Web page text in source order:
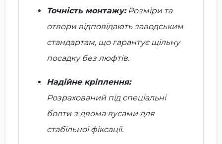
Точність монтажу:Розміри та
отвори відповідають заводським
стандартам, що гарантує щільну
посадку без люфтів.
Надійне кріплення:
Розрахований під спеціальні
болти з двома вусами для
стабільної фіксації.